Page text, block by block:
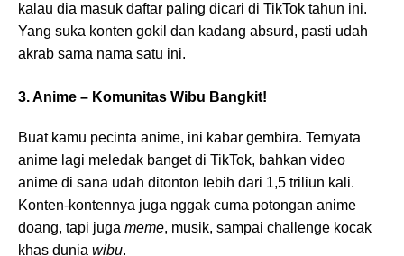
kalau dia masuk daftar paling dicari di TikTok tahun ini.
Yang suka konten gokil dan kadang absurd, pasti udah
akrab sama nama satu ini.
3. Anime – Komunitas Wibu Bangkit!
Buat kamu pecinta anime, ini kabar gembira. Ternyata
anime lagi meledak banget di TikTok, bahkan video
anime di sana udah ditonton lebih dari 1,5 triliun kali.
Konten-kontennya juga nggak cuma potongan anime
doang, tapi juga meme, musik, sampai challenge kocak
khas dunia wibu.